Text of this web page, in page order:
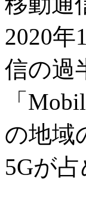
2020年
信の過
「
の地域
5Gが占